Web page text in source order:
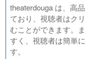
theaterdouga は、高
ており、視聴者はク
むことができます。
すく、視聴者は簡単
す。